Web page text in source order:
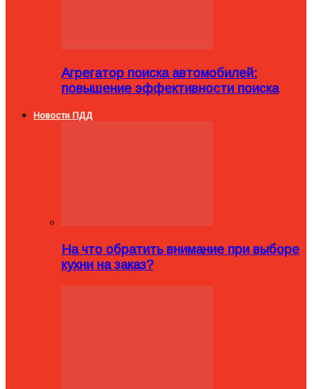
Агрегатор поиска автомобилей:
повышение эффективности поиска
Новости ПДД
На что обратить внимание при выборе
кухни на заказ?